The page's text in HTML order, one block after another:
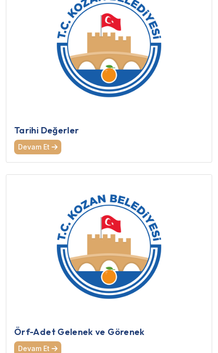
Tarihi Değerler
Devam Et
Örf-Adet Gelenek ve Görenek
Devam Et